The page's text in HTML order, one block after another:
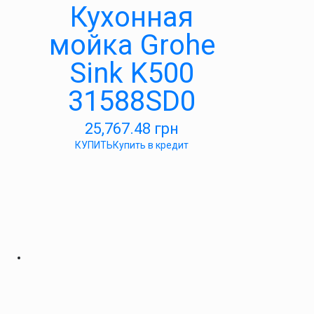
Кухонная
мойка Grohe
Sink K500
31588SD0
25,767.48 грн
КУПИТЬКупить в кредит